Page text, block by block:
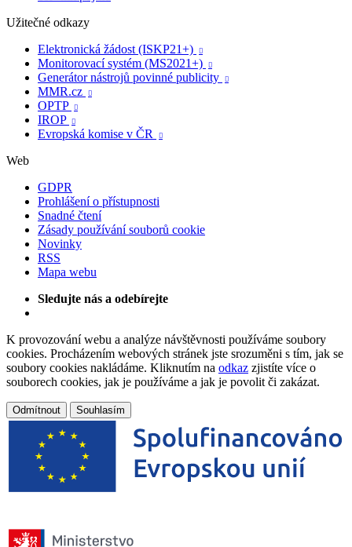
Užitečné odkazy
Elektronická žádost (ISKP21+)

Monitorovací systém (MS2021+) 
Generátor nástrojů povinné publicity 
MMR.cz 
OPTP 
IROP 
Evropská komise v ČR 
Web
GDPR
Prohlášení o přístupnosti
Snadné čtení
Zásady používání souborů cookie
Novinky
RSS
Mapa webu
Sledujte nás a odebírejte
K provozování webu a analýze návštěvnosti používáme soubory
cookies. Procházením webových stránek jste srozuměni s tím, jak se
soubory cookies nakládáme. Kliknutím na odkaz zjistíte více o
souborech cookies, jak je používáme a jak je povolit či zakázat.
Odmítnout Souhlasím